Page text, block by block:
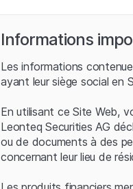
Informations
Les informations
ayant leur siège social en
En utilisant ce Site Web,
Leonteq Securities AG
ou de documents à des
concernant leur lieu de